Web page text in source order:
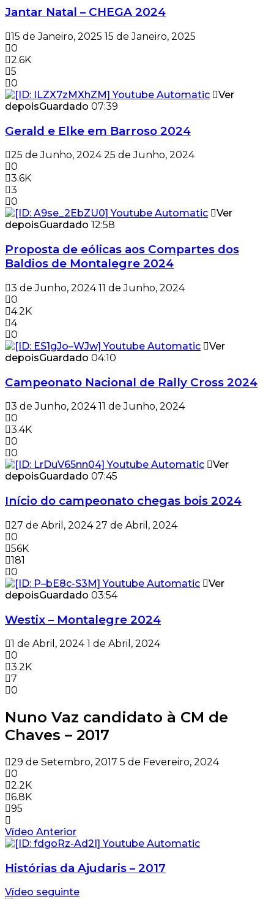
Jantar Natal – CHEGA 2024
15 de Janeiro, 2025 15 de Janeiro, 2025
0
2.6K
5
0
Ver
depoisGuardado 07:39
Gerald e Elke em Barroso 2024
25 de Junho, 2024 25 de Junho, 2024
0
3.6K
3
0
Ver
depoisGuardado 12:58
Proposta de eólicas aos Compartes dos
Baldios de Montalegre 2024
3 de Junho, 2024 11 de Junho, 2024
0
4.2K
4
0
Ver
depoisGuardado 04:10
Campeonato Nacional de Rally Cross 2024
3 de Junho, 2024 11 de Junho, 2024
0
3.4K
0
0
Ver
depoisGuardado 07:45
Início do campeonato chegas bois 2024
27 de Abril, 2024 27 de Abril, 2024
0
56K
181
0
Ver
depoisGuardado 03:54
Westix – Montalegre 2024
1 de Abril, 2024 1 de Abril, 2024
0
3.2K
7
0
Nuno Vaz candidato à CM de
Chaves – 2017
29 de Setembro, 2017 5 de Fevereiro, 2024
0
2.2K
6.8K
95
Vídeo Anterior
Histórias da Ajudaris – 2017
Vídeo seguinte